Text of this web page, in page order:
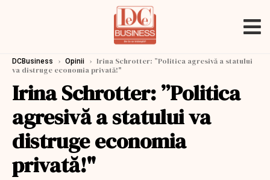
DCBusiness › Opinii › Irina Schrotter: ”Politica agresivă a statului
va distruge economia privată!"
Irina Schrotter: ”Politica
agresivă a statului va
distruge economia
privată!"